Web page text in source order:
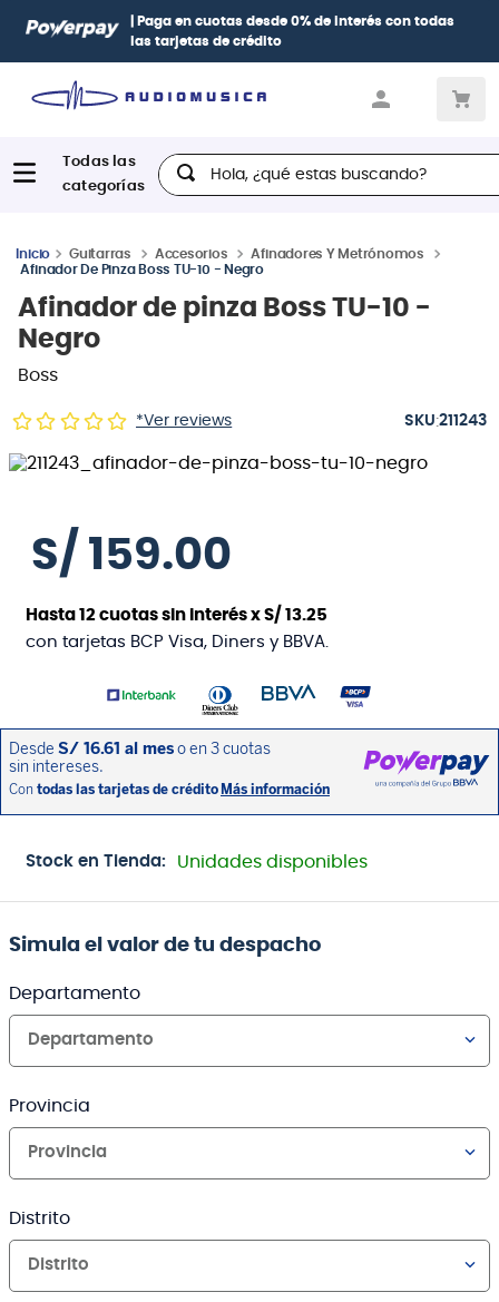
con todas Paga conhasta 12 cuotas sin interesescon
Diners, BBVA e Interbank
Hola, ¿qué estas buscando?
Guitarras Accesorios
Afinadores Y Metrónomos
Afinador De Pinza Boss TU-10 - Negro
Afinador de pinza Boss TU-10 -
Negro
Boss
*Ver reviews :211243
S/ 159.00
Hasta12 cuotas sin interés xS/ 13.25
con tarjetas BCP Visa, Diners y BBVA.
Stock en Tienda: Unidades disponibles
Simula el valor de tu despacho
Departamento
Departamento
Provincia
Provincia
Distrito
Distrito